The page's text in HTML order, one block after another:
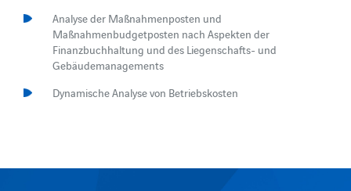
Analyse der Maßnahmenposten und
Maßnahmenbudgetposten nach Aspekten der
Finanzbuchhaltung und des Liegenschafts- und
Gebäudemanagements
Dynamische Analyse von Betriebskosten